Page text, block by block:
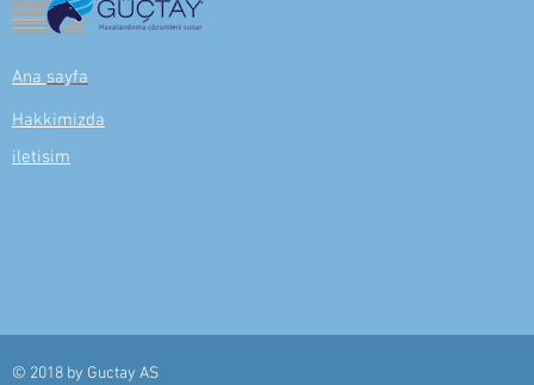
Ana sayfa
Hakkimizda
iletisim
© 2018 by Guctay AS